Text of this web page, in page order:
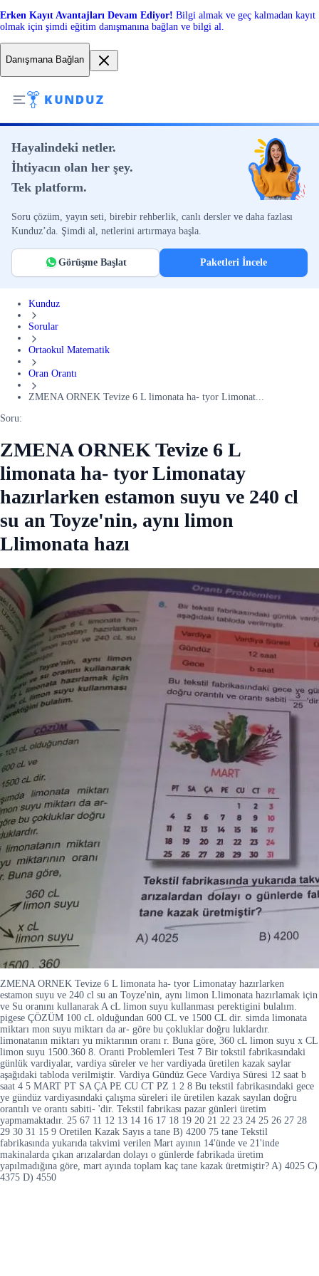
Erken Kayıt Avantajları Devam Ediyor! Bilgi almak ve geç kalmadan kayıt
olmak için şimdi eğitim danışmanına bağlan ve bilgi al.
Danışmana Bağlan
Hayalindeki netler.
İhtiyacın olan her şey.
Tek platform.
Soru çözüm, yayın seti, birebir rehberlik, canlı dersler ve daha fazlası
Kunduz’da. Şimdi al, netlerini artırmaya başla.
Görüşme Başlat Paketleri İncele
Kunduz
Sorular
Ortaokul Matematik
Oran Orantı
ZMENA ORNEK Tevize 6 L limonata ha- tyor Limonat...
Soru:
ZMENA ORNEK Tevize 6 L
limonata ha- tyor Limonatay
hazırlarken estamon suyu ve 240 cl
su an Toyze'nin, aynı limon
Llimonata hazı
ZMENA ORNEK Tevize 6 L limonata ha- tyor Limonatay hazırlarken
estamon suyu ve 240 cl su an Toyze'nin, aynı limon Llimonata hazırlamak için
ve Su oranını kullanarak A cL limon suyu kullanması perektigini bulalım.
pigese ÇÖZÜM 100 cL olduğundan 600 CL ve 1500 CL dir. simda limonata
miktarı mon suyu miktarı da ar- göre bu çokluklar doğru luklardır.
limonatanın miktarı yu miktarının oranı r. Buna göre, 360 cL limon suyu x CL
limon suyu 1500.360 8. Oranti Problemleri Test 7 Bir tokstil fabrikasındaki
günlük vardiyalar, vardiya süreler ve her vardiyada üretilen kazak saylar
aşağıdaki tabloda verilmiştir. Vardiya Gündüz Gece Vardiya Süresi 12 saat b
saat 4 5 MART PT SA ÇA PE CU CT PZ 1 2 8 Bu tekstil fabrikasındaki gece
ye gündüz vardiyasındaki çalışma süreleri ile üretilen kazak sayılan doğru
orantılı ve orantı sabiti- 'dir. Tekstil fabrikası pazar günleri üretim
yapmamaktadır. 25 67 11 12 13 14 16 17 18 19 20 21 22 23 24 25 26 27 28
29 30 31 15 9 Oretilen Kazak Sayıs a tane B) 4200 75 tane Tekstil
fabrikasında yukarıda takvimi verilen Mart ayının 14'ünde ve 21'inde
makinalarda çıkan arızalardan dolayı o günlerde fabrikada üretim
yapılmadığına göre, mart ayında toplam kaç tane kazak üretmiştir? A) 4025 C)
4375 D) 4550